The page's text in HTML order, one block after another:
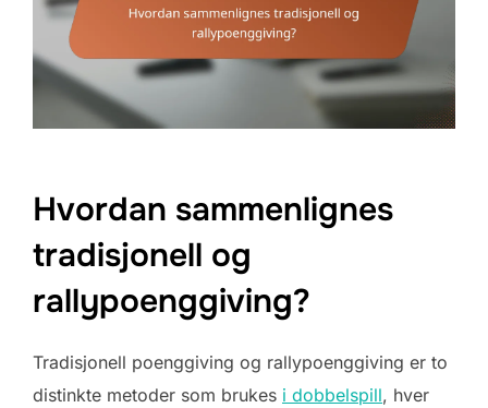
Hvordan sammenlignes
tradisjonell og
rallypoenggiving?
Tradisjonell poenggiving og rallypoenggiving er to
distinkte metoder som brukes i dobbelspill, hver